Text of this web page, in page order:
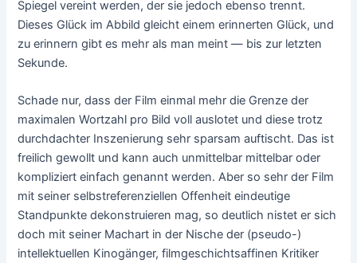
Spiegel vereint werden, der sie jedoch ebenso trennt.
Dieses Glück im Abbild gleicht einem erinnerten Glück, und
zu erinnern gibt es mehr als man meint — bis zur letzten
Sekunde.
Schade nur, dass der Film einmal mehr die Grenze der
maximalen Wortzahl pro Bild voll auslotet und diese trotz
durchdachter Inszenierung sehr sparsam auftischt. Das ist
freilich gewollt und kann auch unmittelbar mittelbar oder
kompliziert einfach genannt werden. Aber so sehr der Film
mit seiner selbstreferenziellen Offenheit eindeutige
Standpunkte dekonstruieren mag, so deutlich nistet er sich
doch mit seiner Machart in der Nische der (pseudo-)
intellektuellen Kinogänger, filmgeschichtsaffinen Kritiker